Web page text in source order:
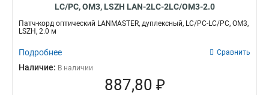
LC/PC, OM3, LSZH LAN-2LC-2LC/OM3-2.0
Патч-корд оптический LANMASTER, дуплексный, LC/PC-LC/PC, OM3,
LSZH, 2.0 м
Подробнее Сравнить
Наличие: В наличии
887,80 ₽